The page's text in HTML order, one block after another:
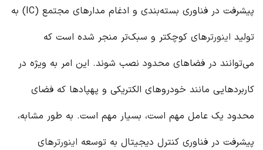
پیشرفت در فناوری بسته‌بندی و ادغام مدارهای مجتمع (IC) به
تولید اینورترهای کوچکتر و سبک‌تر منجر شده است که
می‌توانند در فضاهای محدود نصب شوند. این امر به ویژه در
کاربردهایی مانند خودروهای الکتریکی و پهپادها که فضای
محدود یک عامل مهم است، بسیار مهم است. به طور مشابه،
پیشرفت در فناوری کنترل دیجیتال به توسعه اینورترهای